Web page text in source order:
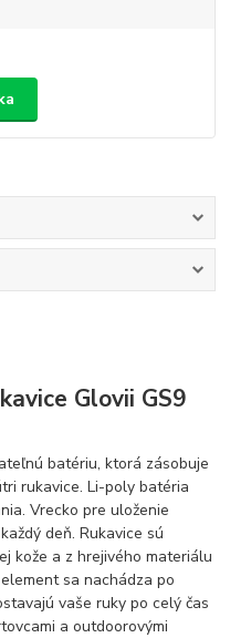
Glovii GS9
batériu, ktorá zásobuje
rukavice. Li-poly batéria
Vrecko pre uloženie
deň. Rukavice sú
kože a z hrejivého materiálu
sa nachádza po
vaše ruky po celý čas
a outdoorovými